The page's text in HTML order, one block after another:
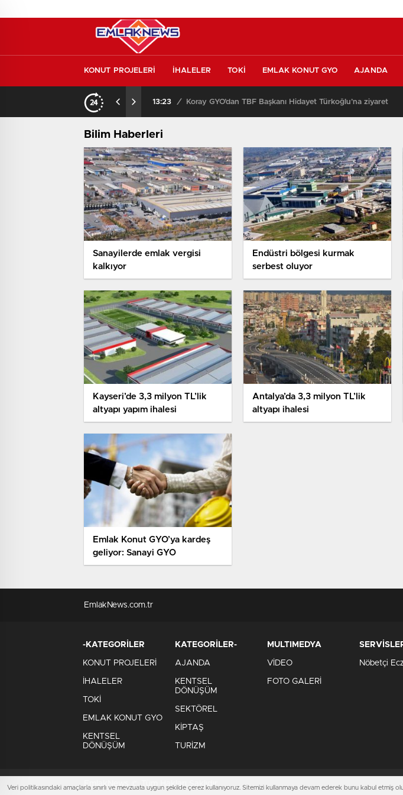
KONUT PROJELERİ İHALELER TOKİ EMLAK KONUT GYO AJANDA
13:23 / Koray GYO’dan TBF Başkanı Hidayet Türkoğlu’na ziyaret
Bilim Haberleri
Sanayilerde emlak vergisi
kalkıyor
Endüstri bölgesi kurmak
serbest oluyor
Kayseri’de 3,3 milyon TL’lik
altyapı yapım ihalesi
Antalya’da 3,3 milyon TL’lik
altyapı ihalesi
Emlak Konut GYO’ya kardeş
geliyor: Sanayi GYO
EmlakNews.com.tr
-KATEGORİLER
KONUT PROJELERİ
İHALELER
TOKİ
EMLAK KONUT GYO
KENTSEL
DÖNÜŞÜM
KATEGORİLER-
AJANDA
KENTSEL
DÖNÜŞÜM
SEKTÖREL
KİPTAŞ
TURİZM
MULTIMEDYA
VİDEO
FOTO GALERİ
Nöbetçi
EmlakNews © Tüm Hakları Saklıdır
Veri politikasındaki amaçlarla sınırlı ve mevzuata uygun şekilde çerez kullanıyoruz. Sitemizi kullanmaya devam ederek bunu kabul etmiş